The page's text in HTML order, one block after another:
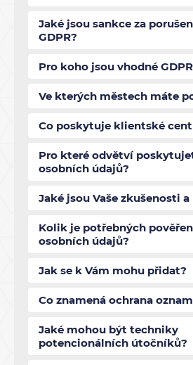
Jaké jsou sankce za
GDPR?
Pro koho jsou vhodné
Ve kterých městech máte
Co poskytuje klientské
Pro které odvětví
osobních údajů?
Jaké jsou Vaše zkušenosti a
Kolik je potřebných
osobních údajů?
Jak se k Vám mohu přidat?
Co znamená ochrana
Jaké mohou být techniky
potencionálních útočníků?